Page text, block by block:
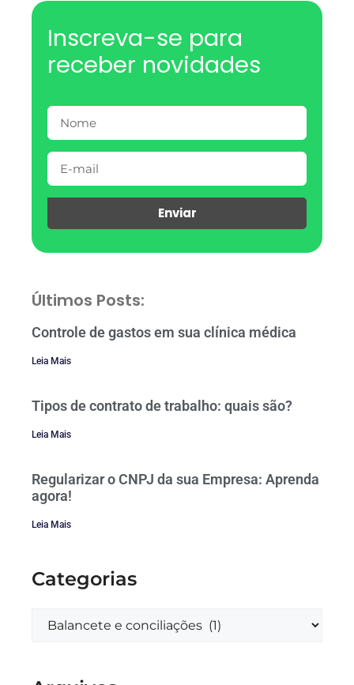
Inscreva-se para
receber novidades
Enviar
Últimos Posts:
Controle de gastos em sua clínica médica
Leia Mais
Tipos de contrato de trabalho: quais são?
Leia Mais
Regularizar o CNPJ da sua Empresa: Aprenda
agora!
Leia Mais
Categorias